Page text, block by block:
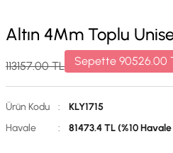
Altın 4Mm Toplu
113157.00TL Sepette 90526.00
Ürün Kodu :
KLY1715
Havale
: 81473.4 TL (%10